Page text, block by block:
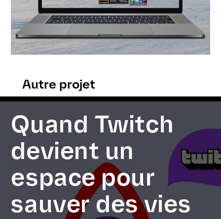
Autre projet
Quand Twitch
devient un
espace pour
sauver des vies